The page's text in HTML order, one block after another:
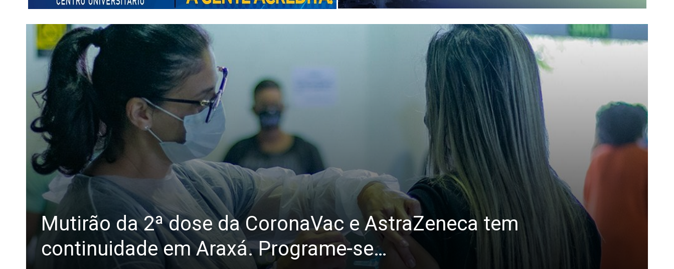
Mutirão da 2ª dose da CoronaVac e AstraZeneca tem
continuidade em Araxá. Programe-se…